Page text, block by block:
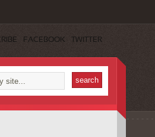
FACEBOOK TWITTER